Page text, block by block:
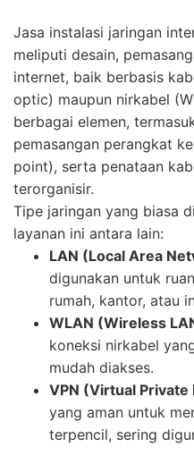
Jasa instalasi jaringan
meliputi desain,
internet, baik berbasis
optic) maupun nirkabel
berbagai elemen,
pemasangan perangkat
point), serta penataan
terorganisir.
Tipe jaringan yang biasa
layanan ini antara lain:
LAN (Local Area
digunakan untuk
rumah, kantor, atau
WLAN (Wireless
koneksi nirkabel
mudah diakses.
VPN (Virtual
yang aman untuk
terpencil, sering